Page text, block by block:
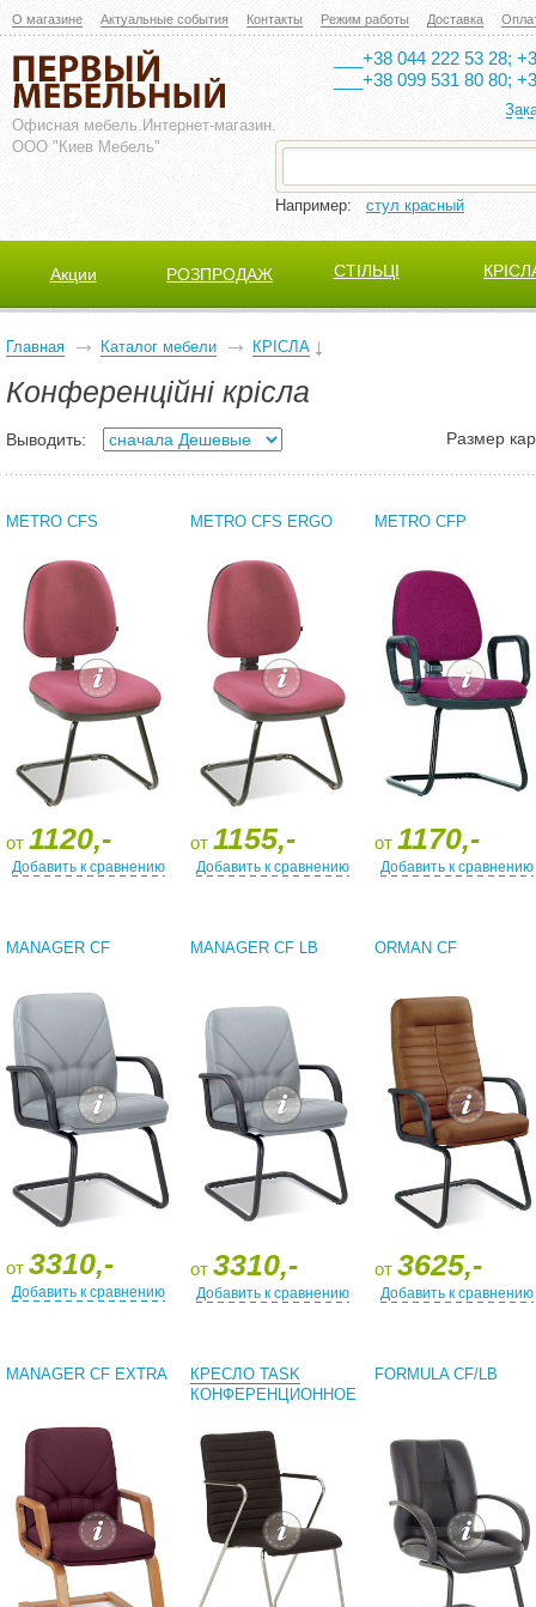
О магазине Актуальные события Контакты Режим работы Доставка
Офисная мебель. Интернет-магазин.
ООО "Киев Мебель"
___+38 044 222 53 28;
___+38 099 531 80 80;
Например: стул красный
Акции РОЗПРОДАЖ СТІЛЬЦІ
Главная Каталог мебели КРІСЛА
Конференційні крісла
Выводить: Размер
METRO CFS
от 1120,-
Добавить к сравнению
METRO CFS ERGO
от 1155,-
Добавить к сравнению
METRO CFP
от 1170,-
Добавить к сравнению
MANAGER CF
от 3310,-
Добавить к сравнению
MANAGER CF LB
от 3310,-
Добавить к сравнению
ORMAN CF
от 3625,-
Добавить к сравнению
MANAGER CF EXTRA
КРЕСЛО TASK
КОНФЕРЕНЦИОННОЕ
FORMULA CF/LB